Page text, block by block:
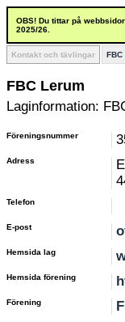
OBS! Du tittar på
2025/26.
Kontakt och tävlingar FBC
FBC Lerum
Laginformation:
Föreningsnummer
Adress
Telefon
E-post
Hemsida lag
Hemsida förening
Förening